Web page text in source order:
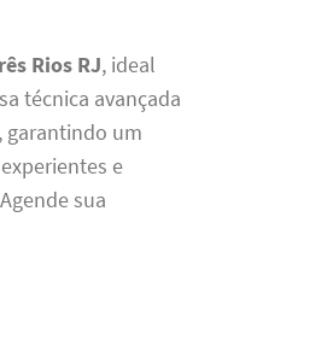
Rios RJ, ideal
técnica avançada
garantindo um
e
sua